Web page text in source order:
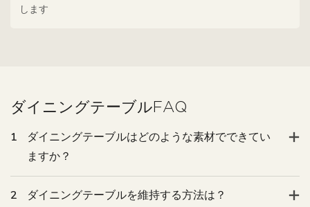
します
ダイニングテーブルFAQ
1
ダイニングテーブルはどのような素材でできてい
ますか？
2 ダイニングテーブルを維持する方法は？